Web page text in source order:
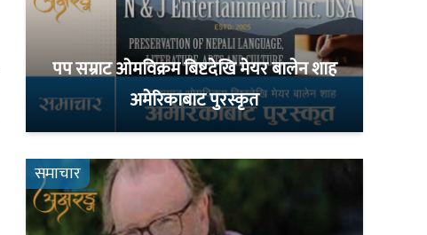
पप सम्राट ओमविक्रम बिष्टदेखि मेयर बालेन शाह
अमेरिकाबाट पुरस्कृत
समाचार